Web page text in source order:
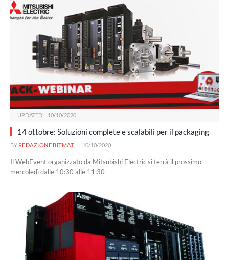
UPDATED: 10/10/2020
14 ottobre: Soluzioni complete e scalabili per il packaging
BY REDAZIONE BITMAT 10/10/2020
Il WebEvent organizzato da Mitsubishi Electric si terrà il prossimo
mercoledì dalle 10:30 alle 11:30